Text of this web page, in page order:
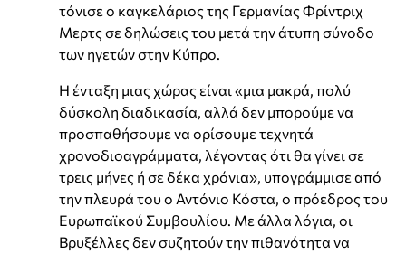
τόνισε ο καγκελάριος της Γερμανίας Φρίντριχ
Μερτς σε δηλώσεις του μετά την άτυπη σύνοδο
των ηγετών στην Κύπρο.
Η ένταξη μιας χώρας είναι «μια μακρά, πολύ
δύσκολη διαδικασία, αλλά δεν μπορούμε να
προσπαθήσουμε να ορίσουμε τεχνητά
χρονοδιοαγράμματα, λέγοντας ότι θα γίνει σε
τρεις μήνες ή σε δέκα χρόνια», υπογράμμισε από
την πλευρά του ο Αντόνιο Κόστα, ο πρόεδρος του
Ευρωπαϊκού Συμβουλίου. Με άλλα λόγια, οι
Βρυξέλλες δεν συζητούν την πιθανότητα να